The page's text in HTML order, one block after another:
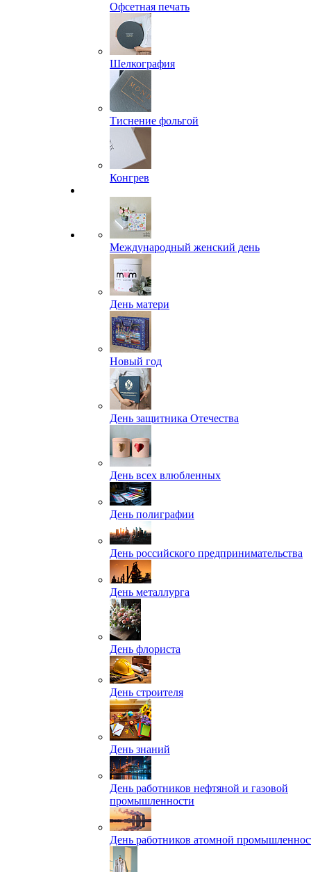
Офсетная печать
Шелкография
Тиснение фольгой
Конгрев
Международный женский день
День матери
Новый год
День защитника Отечества
День всех влюбленных
День полиграфии
День российского предпринимательства
День металлурга
День флориста
День строителя
День знаний
День работников нефтяной и газовой
промышленности
День работников атомной